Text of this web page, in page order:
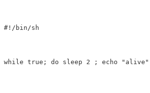
#!/bin/sh
while true ; do sleep 2 ; echo "alive"